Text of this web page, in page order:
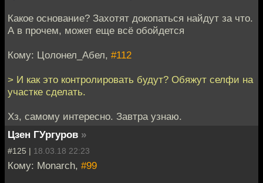
Какое основание? Захотят докопаться найдут за что.
А в прочем, может еще всё обойдется
Кому: Цолонел_Абел, #112
> И как это контролировать будут? Обяжут селфи на
участке сделать.
Хз, самому интересно. Завтра узнаю.
Цзен ГУргуров »
#125 | 18.03.18 22:23
Кому: Monarch, #99